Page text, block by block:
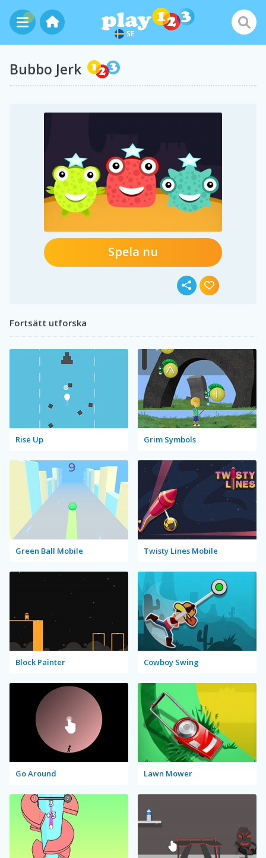
SE
Bubbo Jerk
Spela nu
Fortsätt utforska
Rise Up Grim Symbols
Green Ball Mobile Twisty Lines Mobile
Block Painter Cowboy Swing
Go Around Lawn Mower